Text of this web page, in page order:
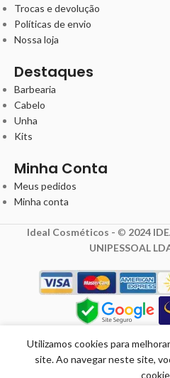
Trocas e devolução
Políticas de envio
Nossa loja
Destaques
Barbearia
Cabelo
Unha
Kits
Minha Conta
Meus pedidos
Minha conta
Ideal Cosméticos - © 2024
UNIPESSOAL
Utilizamos cookies para
site. Ao navegar neste site,
Scurl
15,47€ 11,61€
com IVA
Promoção